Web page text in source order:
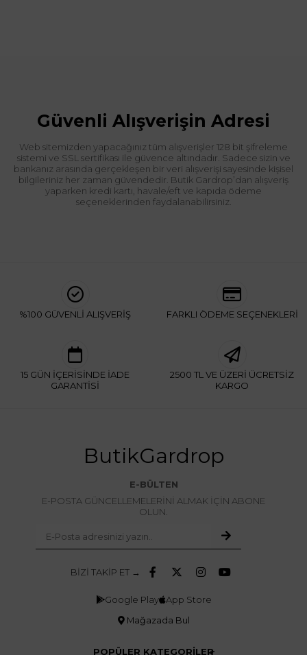
Güvenli Alışverişin Adresi
Web sitemizden yapacağınız tüm alışverişler 128 bit şifreleme
sistemi ve SSL sertifikası ile güvence altındadır. Sadece sizin ve
bankanız arasında gerçekleşen bir veri alışverişi sayesinde kişisel
bilgileriniz her zaman güvendedir. Butik Gardrop’dan alışveriş
yaparken kredi kartı, havale/eft ve kapıda ödeme
seçeneklerinden faydalanabilirsiniz.
%100 GÜVENLİ ALIŞVERİŞ FARKLI ÖDEME SEÇENEKLERİ
15 GÜN İÇERİSİNDE İADE
GARANTİSİ
2500 TL VE ÜZERİ ÜCRETSİZ
KARGO
ButikGardrop
E-BÜLTEN
E-POSTA GÜNCELLEMELERİNİ ALMAK İÇİN ABONE
OLUN.
BİZİ TAKİP ET →
Google Play App Store
Mağazada Bul
POPÜLER KATEGORİLER